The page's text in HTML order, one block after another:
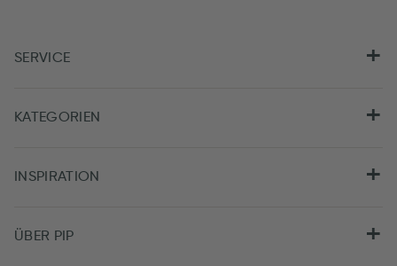
SERVICE
KATEGORIEN
INSPIRATION
ÜBER PIP